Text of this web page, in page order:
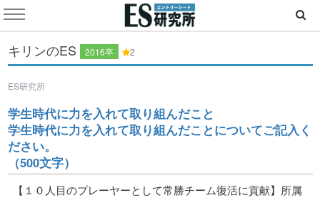
キリンのES 2016卒 2
ES研究所
学生時代に力を入れて取り組んだこと
学生時代に力を入れて取り組んだことについてご記入く
ださい。
（500文字）
【１０人目のプレーヤーとして常勝チーム復活に貢献】所属